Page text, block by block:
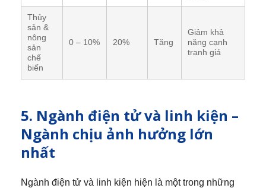
Thủy
sản &
nông
sản
chế
biến
0 – 10% 20% Tăng
Giảm khả
năng cạnh
tranh giá
5. Ngành điện tử và linh kiện –
Ngành chịu ảnh hưởng lớn
nhất
Ngành điện tử và linh kiện hiện là một trong những